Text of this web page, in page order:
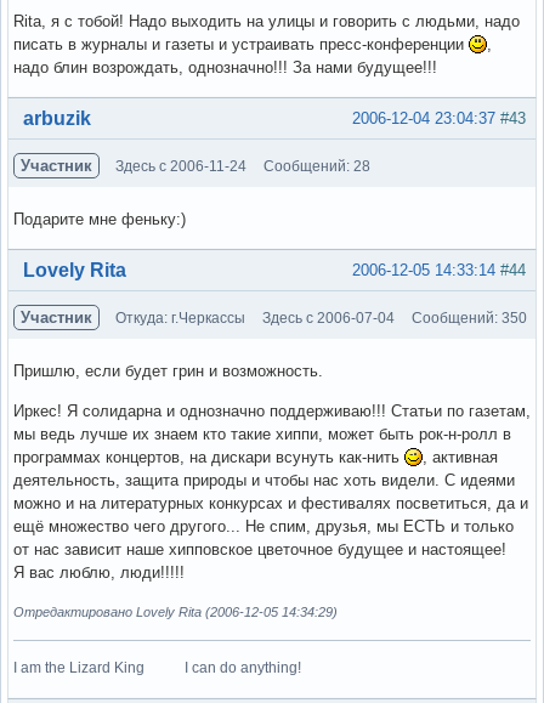
Rita, я с тобой! Надо выходить на улицы и говорить с людьми, надо
писать в журналы и газеты и устраивать пресс-конференции
надо блин возрождать, однозначно!!! За нами будущее!!!
Вне форума #43
2006-12-04 23:04:37
arbuzik
Участник Здесь с 2006-11-24 Сообщений: 28
Подарите мне феньку:)
Вне форума #44
2006-12-05 14:33:14
Lovely Rita
Участник Откуда: г.Черкассы Здесь с 2006-07-04 Сообщений: 350
Пришлю, если будет грин и возможность.
Иркес! Я солидарна и однозначно поддерживаю!!! Статьи по газетам,
мы ведь лучше их знаем кто такие хиппи, может быть рок-н-ролл в
программах концертов, на дискари всунуть как-нить
, активная
деятельность, защита природы и чтобы нас хоть видели. С идеями
можно и на литературных конкурсах и фестивалях посветиться, да и
ещё множество чего другого... Не спим, друзья, мы ЕСТЬ и только
от нас зависит наше хипповское цветочное будущее и настоящее!
Я вас люблю, люди!!!!!
Отредактировано Lovely Rita (2006-12-05 14:34:29)
I am the Lizard King I can do anything!